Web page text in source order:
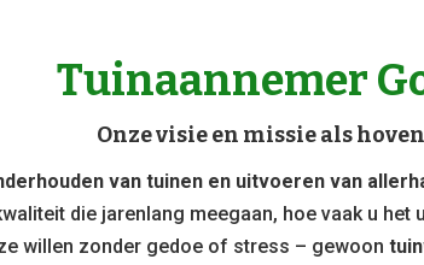
Tuinaannemer
Onze visie en missie als
van tuinen en uitvoeren van
die jarenlang meegaan, hoe vaak u
willen zonder gedoe of stress – gewoon